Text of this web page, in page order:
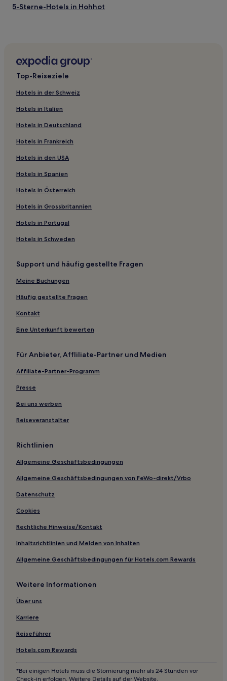
5-Sterne-Hotels in Hohhot
Stadtbezirk Hondlon: Hotels
Top-Reiseziele
Hotels in der Schweiz
Hotels in Italien
Hotels in Deutschland
Hotels in Frankreich
Hotels in den USA
Hotels in Spanien
Hotels in Österreich
Hotels in Grossbritannien
Hotels in Portugal
Hotels in Schweden
Support und häufig gestellte Fragen
Meine Buchungen
Häufig gestellte Fragen
Kontakt
Eine Unterkunft bewerten
Für Anbieter, Affliliate-Partner und Medien
Affiliate-Partner-Programm
Presse
Bei uns werben
Reiseveranstalter
Richtlinien
Allgemeine Geschäftsbedingungen
Allgemeine Geschäftsbedingungen von FeWo-direkt/Vrbo
Datenschutz
Cookies
Rechtliche Hinweise/Kontakt
Inhaltsrichtlinien und Melden von Inhalten
Allgemeine Geschäftsbedingungen für Hotels.com Rewards
Weitere Informationen
Über uns
Karriere
Reiseführer
Hotels.com Rewards
*Bei einigen Hotels muss die Stornierung mehr als 24 Stunden vor
Check-in erfolgen. Weitere Details auf der Website.